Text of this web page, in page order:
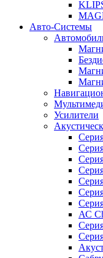
Авто-Системы
Усилители
АС